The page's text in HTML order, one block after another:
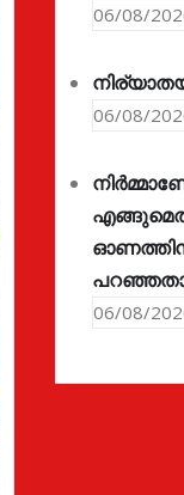
06/08/
06/08/
06/08/